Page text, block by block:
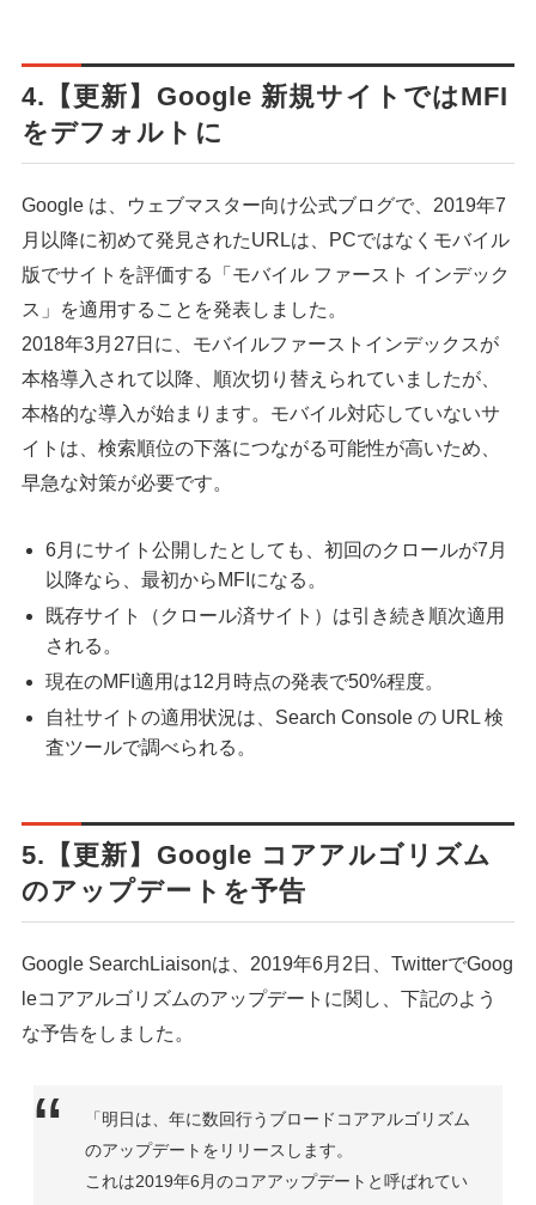
4.【更新】Google 新規サイトではMFI
をデフォルトに
Google は、ウェブマスター向け公式ブログで、2019年7
月以降に初めて発見されたURLは、PCではなくモバイル
版でサイトを評価する「モバイル ファースト インデック
ス」を適用することを発表しました。
2018年3月27日に、モバイルファーストインデックスが
本格導入されて以降、順次切り替えられていましたが、
本格的な導入が始まります。モバイル対応していないサ
イトは、検索順位の下落につながる可能性が高いため、
早急な対策が必要です。
6月にサイト公開したとしても、初回のクロールが7月
以降なら、最初からMFIになる。
既存サイト（クロール済サイト）は引き続き順次適用
される。
現在のMFI適用は12月時点の発表で50%程度。
自社サイトの適用状況は、Search Console の URL 検
査ツールで調べられる。
5.【更新】Google コアアルゴリズム
のアップデートを予告
Google SearchLiaisonは、2019年6月2日、TwitterでGoog
leコアアルゴリズムのアップデートに関し、下記のよう
な予告をしました。
「明日は、年に数回行うブロードコアアルゴリズム
のアップデートをリリースします。
これは2019年6月のコアアップデートと呼ばれてい